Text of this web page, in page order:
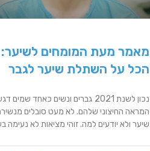
מאמר מעת המומחים לשיער:
הכל על השתלת שיער לגבר
נכון לשנת 2021 גברים ונשים כאחד שמים
המראה החיצוני שלהם. לא מעט סובלים
שיער ולא יודעים למה. זוהי מציאות לא נעימה